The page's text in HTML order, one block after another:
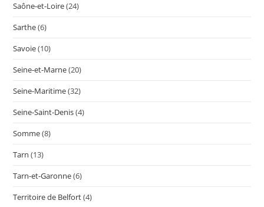
Saône-et-Loire(24)
Sarthe(6)
Savoie(10)
Seine-et-Marne(20)
Seine-Maritime(32)
Seine-Saint-Denis(4)
Somme(8)
Tarn (13)
Tarn-et-Garonne(6)
Territoire de Belfort(4)